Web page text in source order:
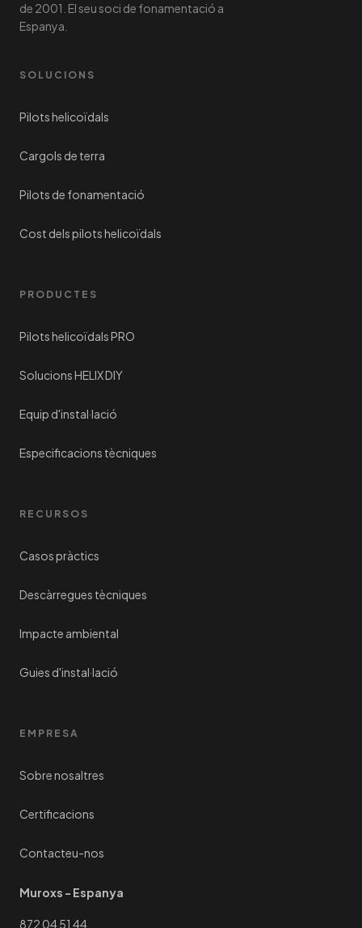
de 2001. El seu soci de fonamentació a
Espanya.
SOLUCIONS
Pilots helicoïdals
Cargols de terra
Pilots de fonamentació
Cost dels pilots helicoïdals
PRODUCTES
Pilots helicoïdals PRO
Solucions HELIX DIY
Equip d'instal·lació
Especificacions tècniques
RECURSOS
Casos pràctics
Descàrregues tècniques
Impacte ambiental
Guies d'instal·lació
EMPRESA
Sobre nosaltres
Certificacions
Contacteu-nos
Muroxs - Espanya
872 04 51 44